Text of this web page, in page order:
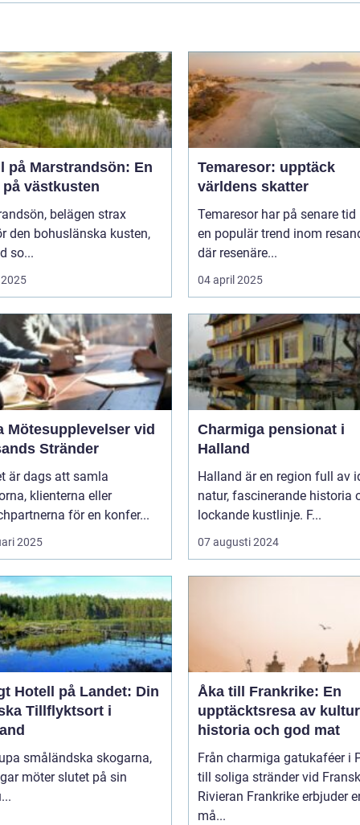
på Marstrandsön: En
västkusten
belägen strax
den bohuslänska kusten,
so...
Temaresor: upptäck
världens skatter
Temaresor har på senare
en populär trend inom
där resenäre...
04 april 2025
Mötesupplevelser vid
Stränder
är dags att samla
klienterna eller
för en konfer...
2025
Charmiga pensionat i
Halland
Halland är en region full av
natur, fascinerande historia
lockande kustlinje. F...
07 augusti 2024
Hotell på Landet: Din
Tillflyktsort i
småländska skogarna,
möter slutet på sin
Åka till Frankrike: En
upptäcktsresa av
historia och god mat
Från charmiga gatukaféer i
till soliga stränder vid
Rivieran Frankrike erbjuder en
må...